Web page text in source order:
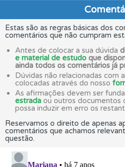
Estas são as regras básicas dos
comentários que não cumpram
Antes de colocar a sua dúvida
e material de estudo que
ainda todos os comentários já
Dúvidas não relacionadas com
colocadas através do nosso
As afirmações devem ser
estrada ou outros documentos
possa induzir em erro os
Reservamos o direito de apenas
comentários que achamos
questão.